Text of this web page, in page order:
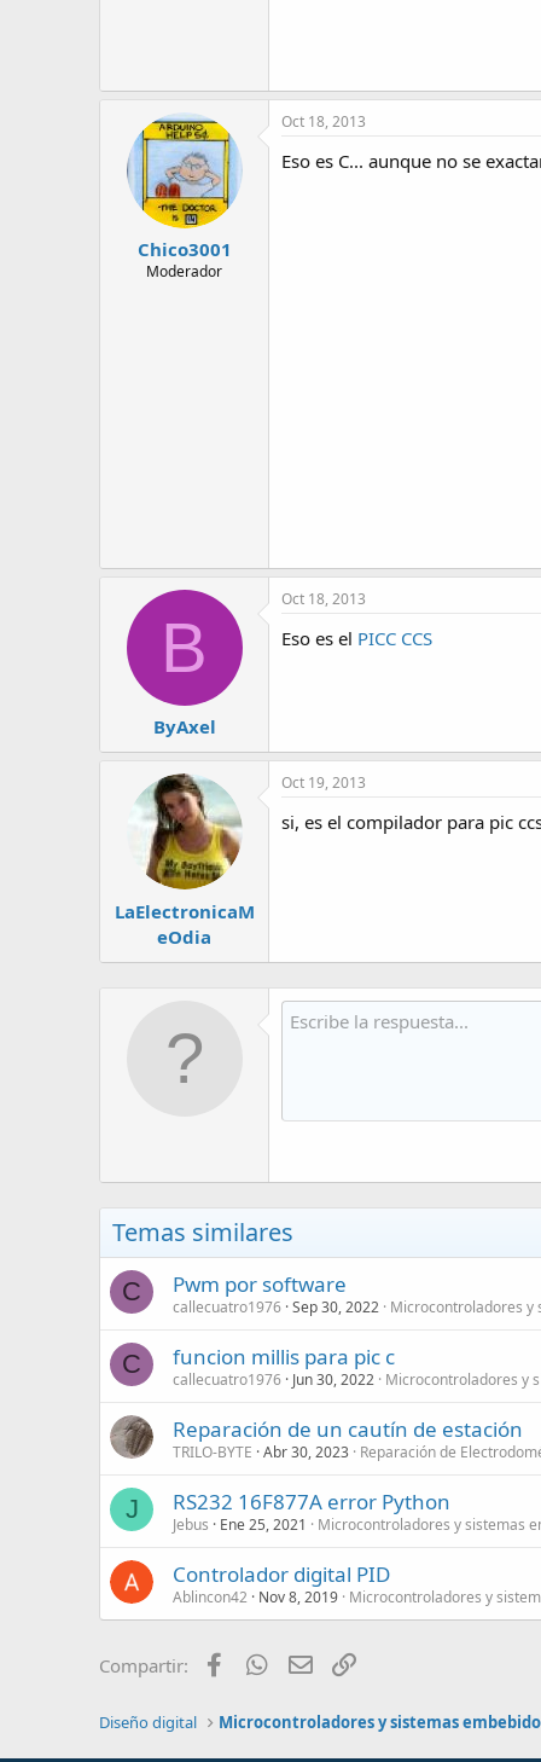
Chico3001
Moderador
Oct 18, 2013
Eso es C... aunque no se
B
ByAxel
Oct 18, 2013
Eso es el PICC CCS
LaElectronicaM
eOdia
Oct 19, 2013
si, es el compilador para pic
Temas similares
C Pwm por software
callecuatro1976 Sep 30, 2022 Microcontroladores y
C funcion millis para pic c
callecuatro1976 Jun 30, 2022 Microcontroladores y
Reparación de un cautín de estación
TRILO-BYTE Abr 30, 2023 Reparación de
J RS232 16F877A error Python
Jebus Ene 25, 2021 Microcontroladores y sistemas
Controlador digital PID
Ablincon42 Nov 8, 2019 Microcontroladores y
Compartir: FacebookWhatsApp
Email
Diseño digital Microcontroladores y sistemas